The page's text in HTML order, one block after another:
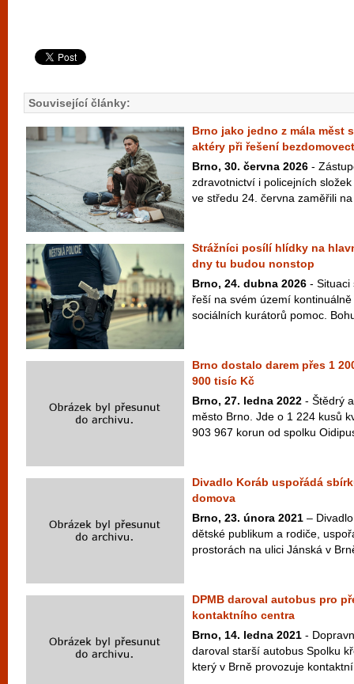
Související články:
Brno jako jedno z mála měst
aktéry při řešení
Brno, 30. června 2026 -
zdravotnictví i policejních
ve středu 24. června zaměřili
Strážníci posílí hlídky na
dny tu budou nonstop
Brno, 24. dubna 2026 - Situaci
řeší na svém území
sociálních kurátorů pomoc.
Brno dostalo darem přes 1
900 tisíc Kč
Brno, 27. ledna 2022 - Štědrý
město Brno. Jde o 1 224 kusů
903 967 korun od spolku
Divadlo Koráb uspořádá
domova
Brno, 23. února 2021 –
dětské publikum a rodiče,
prostorách na ulici Jánská v
DPMB daroval autobus pro
kontaktního centra
Brno, 14. ledna 2021 -
daroval starší autobus Spolku
který v Brně provozuje